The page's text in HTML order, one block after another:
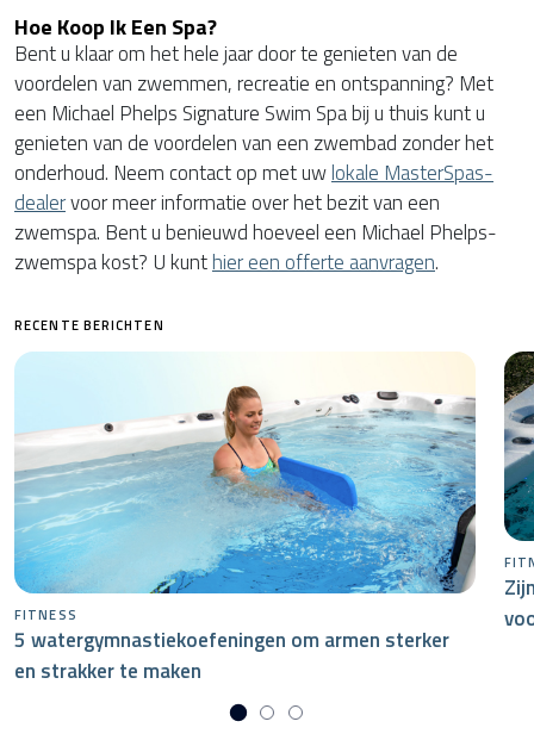
Hoe Koop Ik Een Spa?
Bent u klaar om het hele jaar door te genieten van de
voordelen van zwemmen, recreatie en ontspanning? Met
een Michael Phelps Signature Swim Spa bij u thuis kunt u
genieten van de voordelen van een zwembad zonder het
onderhoud. Neem contact op met uwlokale MasterSpas-
dealervoor meer informatie over het bezit van een
zwemspa. Bent u benieuwd hoeveel een Michael Phelps-
zwemspa kost? U kunthier een offerte aanvragen.
RECENTE BERICHTEN
FITNESS
5 watergymnastiekoefeningen om armen sterker
en strakker te maken